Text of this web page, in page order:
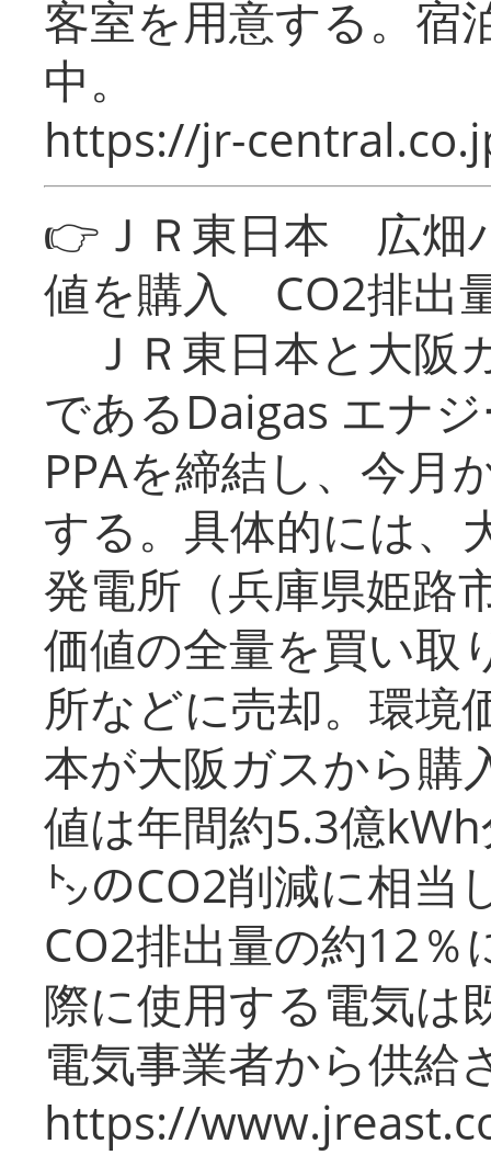
客室を用意する。宿
中。
https://jr-
👉ＪＲ東日本 広畑
値を購入 CO2排出
ＪＲ東日本と大阪
であるDaigas エナ
PPAを締結し、今月
する。具体的には、
発電所（兵庫県姫路
価値の全量を買い取
所などに売却。環境
本が大阪ガスから購
値は年間約5.3億
㌧のCO2削減に相当
CO2排出量の約12％
際に使用する電気は
電気事業者から供給
https://